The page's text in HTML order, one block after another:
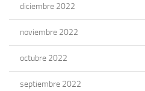
diciembre 2022
noviembre 2022
octubre 2022
septiembre 2022